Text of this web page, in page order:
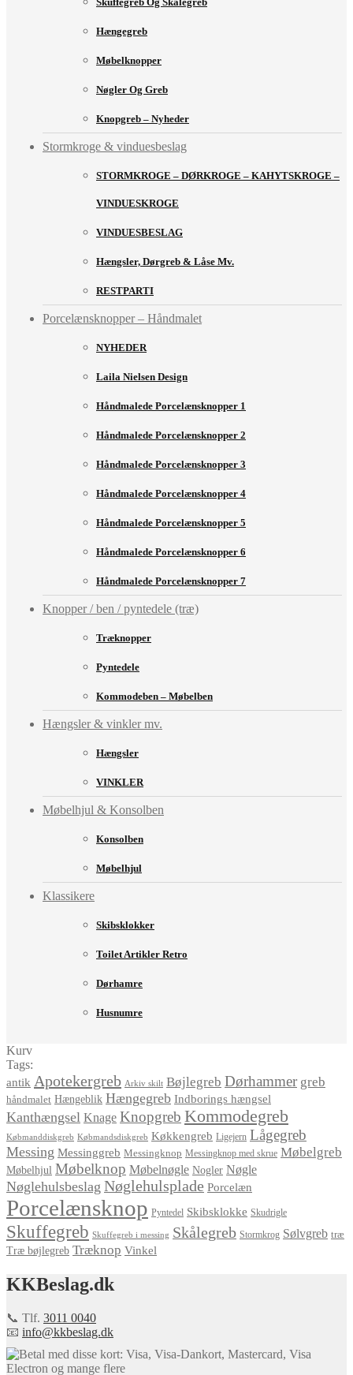
Hængegreb
Møbelknopper
Nøgler Og Greb
Knopgreb – Nyheder
Stormkroge & vinduesbeslag
STORMKROGE – DØRKROGE – KAHYTSKROGE –
VINDUESKROGE
VINDUESBESLAG
Hængsler, Dørgreb & Låse Mv.
RESTPARTI
Porcelænsknopper – Håndmalet
NYHEDER
Laila Nielsen Design
Håndmalede Porcelænsknopper 1
Håndmalede Porcelænsknopper 2
Håndmalede Porcelænsknopper 3
Håndmalede Porcelænsknopper 4
Håndmalede Porcelænsknopper 5
Håndmalede Porcelænsknopper 6
Håndmalede Porcelænsknopper 7
Knopper / ben / pyntedele (træ)
Træknopper
Pyntedele
Kommodeben – Møbelben
Hængsler & vinkler mv.
Hængsler
VINKLER
Møbelhjul & Konsolben
Konsolben
Møbelhjul
Klassikere
Skibsklokker
Toilet Artikler Retro
Dørhamre
Husnumre
Kurv
Tags:
antik Apotekergreb Arkiv skilt Bøjlegreb Dørhammer greb
håndmalet Hængeblik Hængegreb Indborings hængsel
Kanthængsel Knage Knopgreb Kommodegreb
Købmanddiskgreb Købmandsdiskgreb Køkkengreb Ligejern Lågegreb
Messing Messinggreb Messingknop Messingknop med skrue Møbelgreb
Møbelhjul Møbelknop Møbelnøgle Nogler Nøgle
Nøglehulsbeslag Nøglehulsplade Porcelæn
Porcelænsknop Pyntedel Skibsklokke Skudrigle
Skuffegreb Skuffegreb i messing Skålegreb Stormkrog Sølvgreb træ
Træ bøjlegreb Træknop Vinkel
KKBeslag.dk
📞 Tlf. 3011 0040
📧 info@kkbeslag.dk